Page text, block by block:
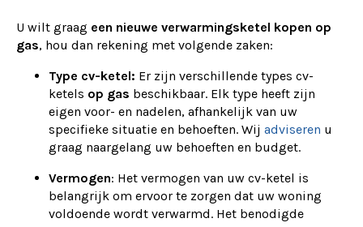
U wilt graag een nieuwe verwarmingsketel kopen op
gas, hou dan rekening met volgende zaken:
Type cv-ketel: Er zijn verschillende types cv-
ketels op gas beschikbaar. Elk type heeft zijn
eigen voor- en nadelen, afhankelijk van uw
specifieke situatie en behoeften. Wij adviseren u
graag naargelang uw behoeften en budget.
Vermogen: Het vermogen van uw cv-ketel is
belangrijk om ervoor te zorgen dat uw woning
voldoende wordt verwarmd. Het benodigde